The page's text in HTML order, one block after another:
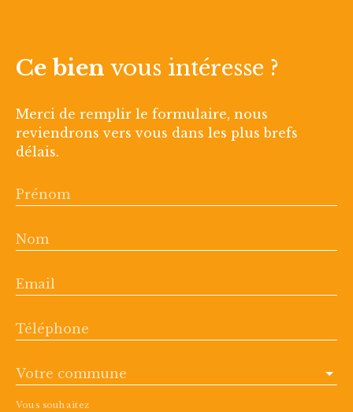
Ce bien vous intéresse ?
Merci de remplir le formulaire, nous
reviendrons vers vous dans les plus brefs
délais.
Prénom
Nom
Email
Téléphone
Votre commune
Vous souhaitez